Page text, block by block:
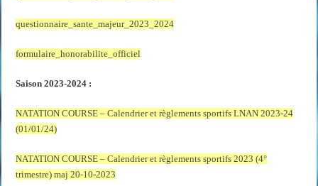
questionnaire_sante_majeur_2023_2024
formulaire_honorabilite_officiel
Saison 2023-2024 :
NATATION COURSE – Calendrier et règlements sportifs LNAN 2023-24
(01/01/24)
NATATION COURSE – Calendrier et règlements sportifs 2023 (4°
trimestre) maj 20-10-2023